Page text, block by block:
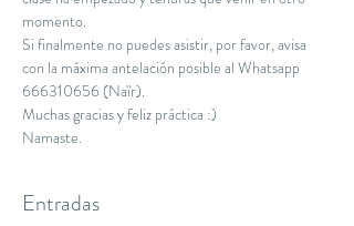
momento.
Si finalmente no puedes asistir, por favor, avisa
con la máxima antelación posible al Whatsapp
666310656 (Naïr).
Muchas gracias y feliz práctica :)
Namaste.
Entradas